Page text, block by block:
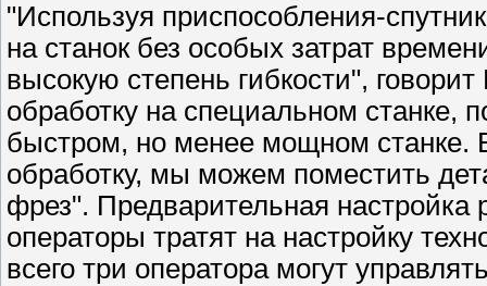
"Используя приспособления-
на станок без особых затрат
высокую степень гибкости",
обработку на специальном станке,
быстром, но менее мощном станке.
обработку, мы можем поместить
фрез". Предварительная настройка
операторы тратят на настройку
всего три оператора могут